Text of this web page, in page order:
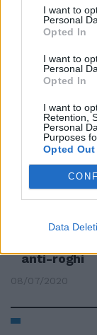
I want to
Personal
Opted In
I want to
Personal
Opted In
I want to
Retention,
Personal
Purposes
Opted Out
Data
Castel
sgombero
16/07/2020
Ennesimo
rom di via
Residenti
08/07/2020
Blitz al
anti-roghi
08/07/2020